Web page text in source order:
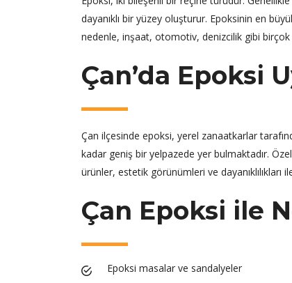
dayanıklı bir yüzey oluşturur. Epoksinin en
nedenle, inşaat, otomotiv, denizcilik gibi birçok
Çan’da Epoksi
Çan ilçesinde epoksi, yerel zanaatkarlar
kadar geniş bir yelpazede yer bulmaktadır.
ürünler, estetik görünümleri ve dayanıklılıkları
Çan Epoksi ile
Epoksi masalar ve sandalyeler